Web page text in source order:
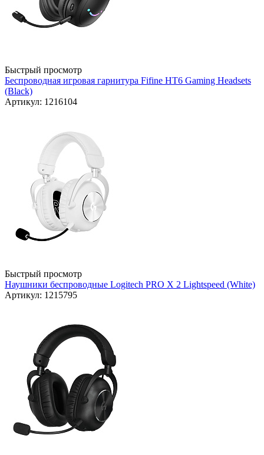
Быстрый просмотр
Беспроводная игровая гарнитура Fifine HT6 Gaming Headsets
(Black)
Артикул: 1216104
Быстрый просмотр
Наушники беспроводные Logitech PRO X 2 Lightspeed (White)
Артикул: 1215795